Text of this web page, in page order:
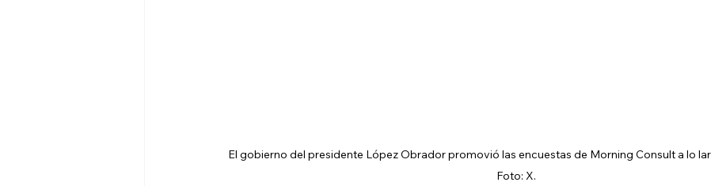
El gobierno del presidente López Obrador promovió las encuestas de Morning Consult a lo
Foto: X.